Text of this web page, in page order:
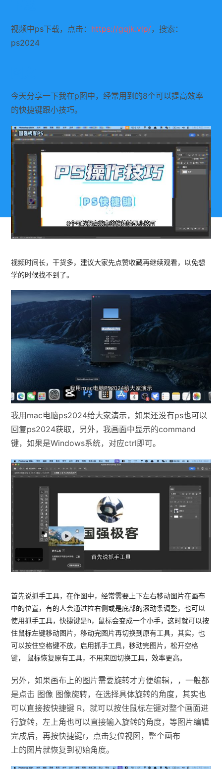
视频中ps下载，点击： https://gqjk.vip/，搜索：
ps2024
今天分享一下我在p图中，经常用到的8个可以提高效率
的快捷键跟小技巧。
视频时间长，干货多，建议大家先点赞收藏再继续观看，以免想
学的时候找不到了。
我用mac电脑ps2024给大家演示，如果还没有ps也可以
回复ps2024获取，另外，我画面中显示的command
键，如果是Windows系统，对应ctrl即可。
首先说抓手工具，在作图中，经常需要上下左右移动图片在画布
中的位置，有的人会通过拉右侧或是底部的滚动条调整，也可以
使用抓手工具，快捷键是h，鼠标会变成一个小手，这时就可以按
住鼠标左键移动图片，移动完图片再切换到原有工具，其实，也
可以按住空格键不放，启用抓手工具，移动完图片，松开空格
键， 鼠标恢复原有工具，不用来回切换工具，效率更高。
另外，如果画布上的图片需要旋转才方便编辑，，一般都
是点击 图像 图像旋转，在选择具体旋转的角度，其实也
可以直接按快捷键 R，就可以按住鼠标左键对整个画面进
行旋转，左上角也可以直接输入旋转的角度，等图片编辑
完成后，再按快捷键r，点击复位视图，整个画布
上的图片就恢复到初始角度。